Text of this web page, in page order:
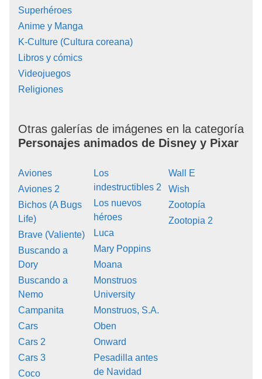
Superhéroes
Anime y Manga
K-Culture (Cultura coreana)
Libros y cómics
Videojuegos
Religiones
Otras galerías de imágenes en la categoría
Personajes animados de Disney y Pixar
Aviones
Aviones 2
Bichos (A Bugs
Life)
Brave (Valiente)
Buscando a
Dory
Buscando a
Nemo
Campanita
Cars
Cars 2
Cars 3
Coco
Los
indestructibles 2
Los nuevos
héroes
Luca
Mary Poppins
Moana
Monstruos
University
Monstruos, S.A.
Oben
Onward
Pesadilla antes
de Navidad
Wall E
Wish
Zootopía
Zootopia 2